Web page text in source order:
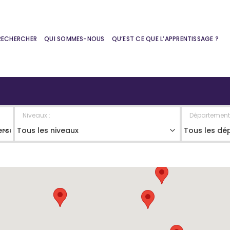
QUI SOMMES-NOUS QU’EST CE QUE L’APPRENTISSAGE ?
Niveaux :